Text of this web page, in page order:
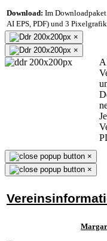
Download: Im
AI EPS, PDF) und 3
×
×
×
×